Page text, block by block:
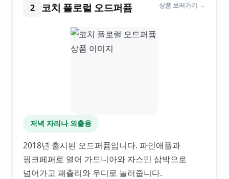
2 코치 플로럴 오드퍼퓸 상품 보러가기 →
저녁 자리나 외출용
2018년 출시된 오드퍼퓸입니다. 파인애플과
핑크페퍼로 열어 가드니아와 자스민 삼박으로
넘어가고 패츌리와 우디로 눌러줍니다.